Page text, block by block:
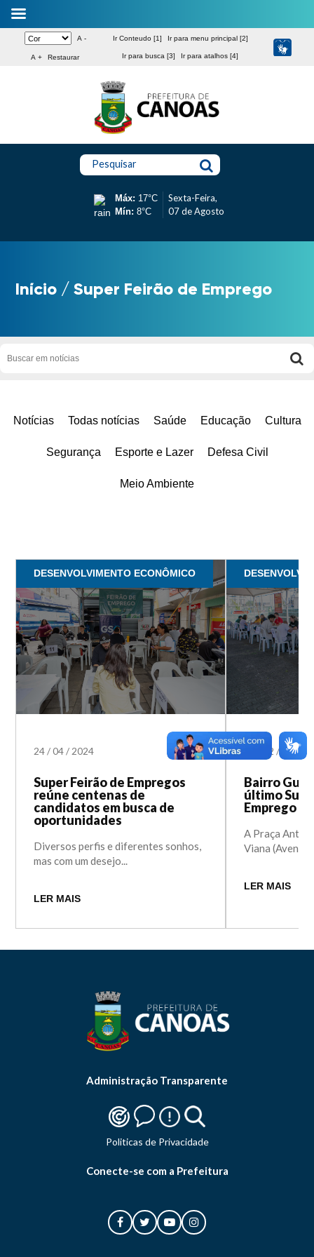
A -
A + Restaurar
Ir Conteudo [1] Ir para menu principal [2]
Ir para busca [3] Ir para atalhos [4]
Pesquisar
Máx: 17°C
Mín: 8°C
Sexta-Feira,
07 de Agosto
Início /Super Feirão de Emprego
Notícias Todas notícias Saúde Educação Cultura
Segurança Esporte e Lazer Defesa Civil
Meio Ambiente
DESENVOLVIMENTO ECONÔMICO
24 /04 /2024
Super Feirão de Empregos
reúne centenas de
candidatos em busca de
oportunidades
Diversos perfis e diferentes sonhos,
mas com um desejo...
LER MAIS
12 / 2022
Bairro
último
Emprego
A Praça
Viana
LER MAIS
Administração Transparente
Politicas de Privacidade
Conecte-se com a Prefeitura